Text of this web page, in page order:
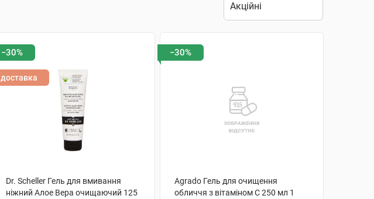
−30%
доставка
Dr. Scheller Гель для вмивання
ніжний Алое Вера очищаючий 125
−30%
Agrado Гель для очищення
обличчя з вітаміном С 250 мл 1